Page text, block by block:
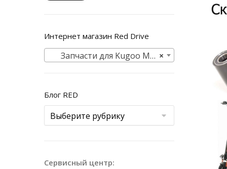
Интернет магазин Red Drive
×
Запчасти для Kugoo M2 + (Kirin)
Блог RED
Сервисный центр: